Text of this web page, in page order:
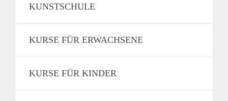
KUNSTSCHULE
KURSE FÜR ERWACHSENE
KURSE FÜR KINDER